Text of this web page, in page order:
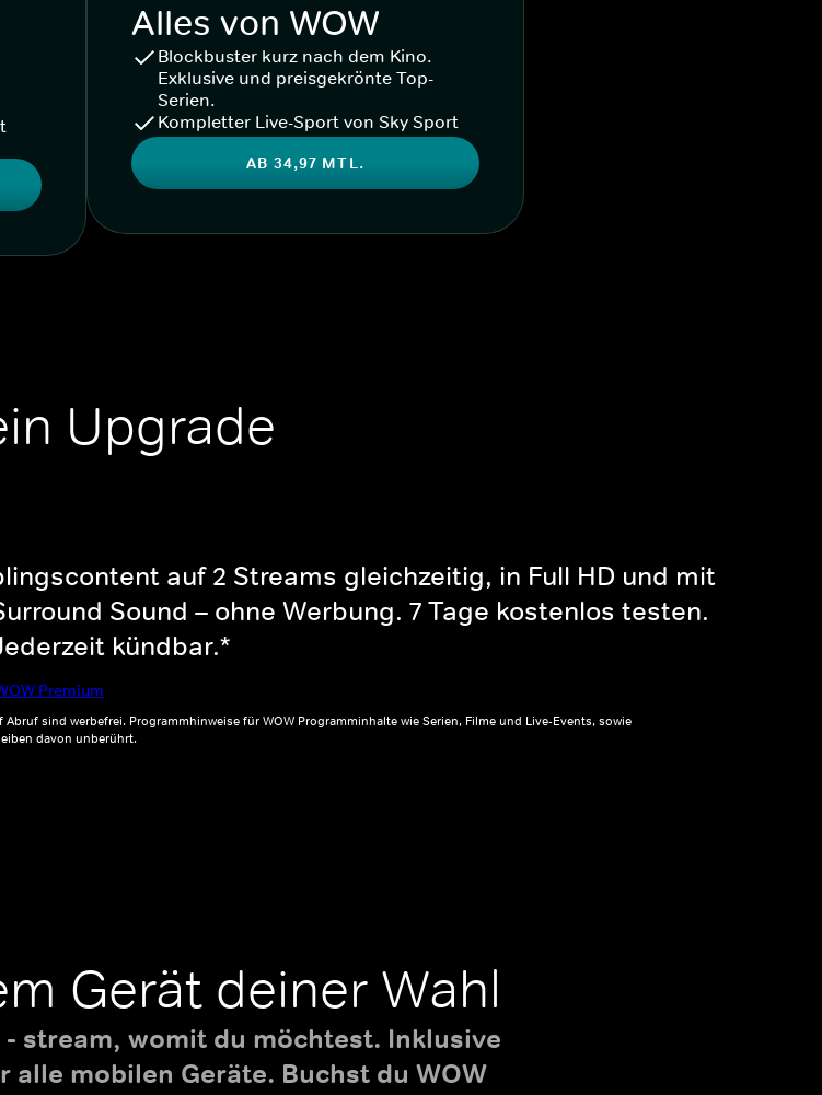
Alles von WOW
Blockbuster kurz nach dem Kino.
Exklusive und preisgekrönte Top-
Serien.
Kompletter Live-Sport von Sky Sport
AB 34,97 MTL.
Upgrade
auf 2 Streams gleichzeitig, in Full HD und mit
Sound – ohne Werbung. 7 Tage kostenlos testen.
kündbar.*
Premium
sind werbefrei. Programmhinweise für WOW Programminhalte wie Serien, Filme und Live-Events, sowie
davon unberührt.
Gerät deiner Wahl
stream, womit du möchtest. Inklusive
alle mobilen Geräte. Buchst du WOW